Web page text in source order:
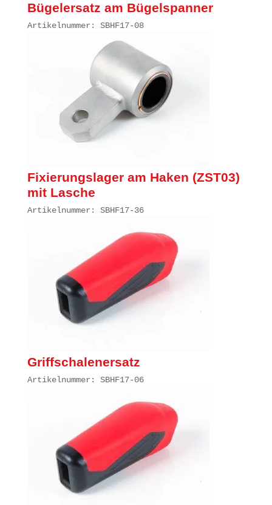
Bügelersatz am Bügelspanner
Artikelnummer: SBHF17-08
Fixierungslager am Haken (ZST03)
mit Lasche
Artikelnummer: SBHF17-36
Griffschalenersatz
Artikelnummer: SBHF17-06